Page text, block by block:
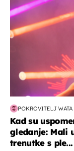
POKROVITELJ WATA
Kad su
gledanje: Mali
trenutke s ple...